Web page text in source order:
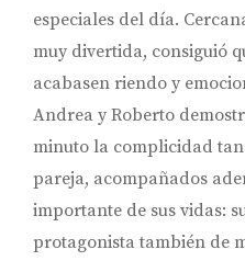
especiales del día.
muy divertida, consiguió
acabasen riendo y
Andrea y Roberto
minuto la complicidad
pareja, acompañados
importante de sus vidas:
protagonista también de